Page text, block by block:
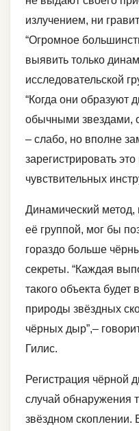
излучением, ни
“Огромное
выявить только
исследовательской
“Когда они образуют
обычными звездами,
– слабо, но вполне
зарегистрировать
чувствительных
Динамический
её группой, мог бы
гораздо больше
секреты. “Каждая
такого объекта
природы звёздных
чёрных дыр”,–
Гилис.
Регистрация чёрной
случай обнаружения
звёздном скоплении.